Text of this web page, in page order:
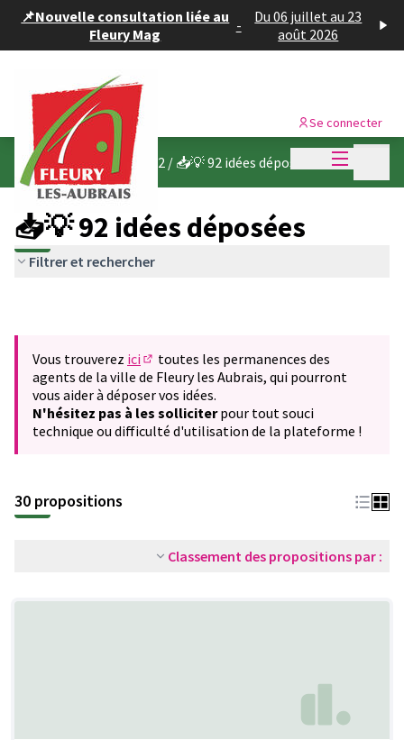
📌Nouvelle consultation liée au
Fleury Mag
-
Du 06 juillet au 23
août 2026
Menu
Se connecter
Budget participatif 2022 / 📥💡 92 idées déposées
📥💡 92 idées déposées
Filtrer et rechercher
Vous trouverez ici
(S'ouvre dans un nouvel onglet)
toutes les permanences des
agents de la ville de Fleury les Aubrais, qui pourront
vous aider à déposer vos idées.
N'hésitez pas à les solliciterpour tout souci
technique ou difficulté d'utilisation de la plateforme !
30 propositions
Classement des propositions par :
Panneau de gestion des cookies